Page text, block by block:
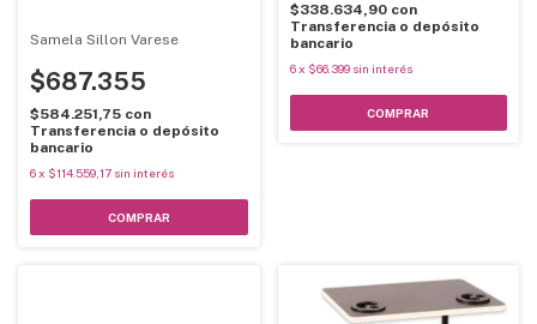
Samela Sillon Varese
$687.355
$584.251,75 con
Transferencia o depósito
bancario
6x $114.559,17 sin interés
$338.634,90 con
Transferencia o depósito
bancario
6 x $66.399 sin interés